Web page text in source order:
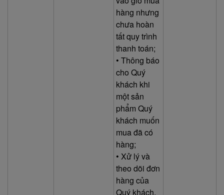
hàng nhưng
chưa hoàn
tất quy trình
thanh toán;
• Thông báo
cho Quý
khách khi
một sản
phẩm Quý
khách muốn
mua đã có
hàng;
• Xử lý và
theo dõi đơn
hàng của
Quý khách,